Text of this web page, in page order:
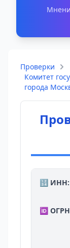
Проверки
Комитет
города
🔢 ИНН:
🆔